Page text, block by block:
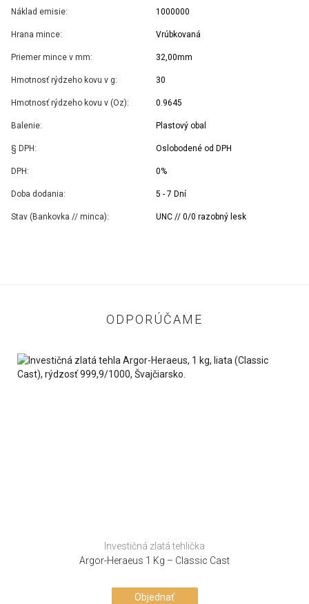
Náklad emisie: 1000000
Hrana mince: Vrúbkovaná
Priemer mince v mm: 32,00mm
Hmotnosť rýdzeho kovu v g: 30
Hmotnosť rýdzeho kovu v (Oz): 0.9645
Balenie: Plastový obal
§ DPH: Oslobodené od DPH
DPH: 0%
Doba dodania: 5 - 7 Dní
Stav (Bankovka // minca): UNC // 0/0 razobný lesk
ODPORÚČAME
Investičná zlatá tehlička
Argor-Heraeus 1 Kg – Classic Cast
Objednať